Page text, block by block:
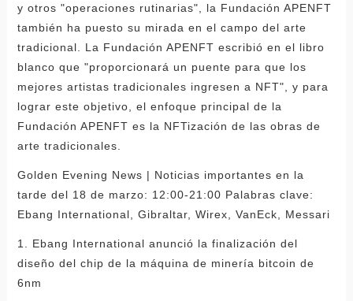
y otros "operaciones rutinarias", la Fundación APENFT
también ha puesto su mirada en el campo del arte
tradicional. La Fundación APENFT escribió en el libro
blanco que "proporcionará un puente para que los
mejores artistas tradicionales ingresen a NFT", y para
lograr este objetivo, el enfoque principal de la
Fundación APENFT es la NFTización de las obras de
arte tradicionales.
Golden Evening News | Noticias importantes en la
tarde del 18 de marzo: 12:00-21:00 Palabras clave:
Ebang International, Gibraltar, Wirex, VanEck, Messari
1. Ebang International anunció la finalización del
diseño del chip de la máquina de minería bitcoin de
6nm